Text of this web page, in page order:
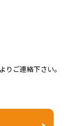
よりご連絡下さい。